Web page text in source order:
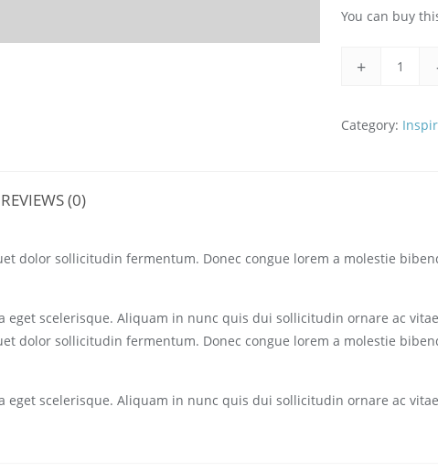
You can buy
+
Category:
REVIEWS (0)
dolor sollicitudin fermentum. Donec congue lorem a molestie
eget scelerisque. Aliquam in nunc quis dui sollicitudin ornare ac
dolor sollicitudin fermentum. Donec congue lorem a molestie
eget scelerisque. Aliquam in nunc quis dui sollicitudin ornare ac